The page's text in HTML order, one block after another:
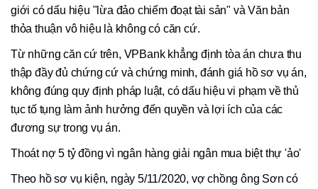
giới có dấu hiệu "lừa đảo chiếm đoạt tài sản" và Văn bản
thỏa thuận vô hiệu là không có căn cứ.
Từ những căn cứ trên, VPBank khẳng định tòa án chưa thu
thập đầy đủ chứng cứ và chứng minh, đánh giá hồ sơ vụ án,
không đúng quy định pháp luật, có dấu hiệu vi phạm về thủ
tục tố tụng làm ảnh hưởng đến quyền và lợi ích của các
đương sự trong vụ án.
Thoát nợ 5 tỷ đồng vì ngân hàng giải ngân mua biệt thự 'ảo'
Theo hồ sơ vụ kiện, ngày 5/11/2020, vợ chồng ông Sơn có